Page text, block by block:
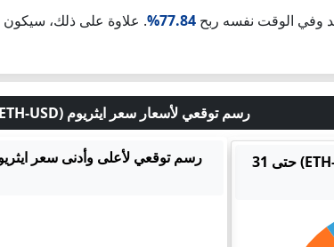
وفي الوقت نفسه ربح77.84% . علاوة على ذلك، سيكون
رسم توقعي لأسعار سعر ايثريوم (ETH-USD) حتى 31 Jan 2027
توقع اتجاه السعر لـ ايثريوم (ETH-USD) حتى 31